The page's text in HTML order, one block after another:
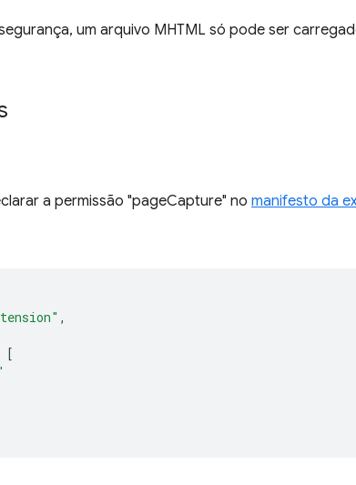
um arquivo MHTML só pode ser
a permissão "pageCapture" no manifesto da
,
[